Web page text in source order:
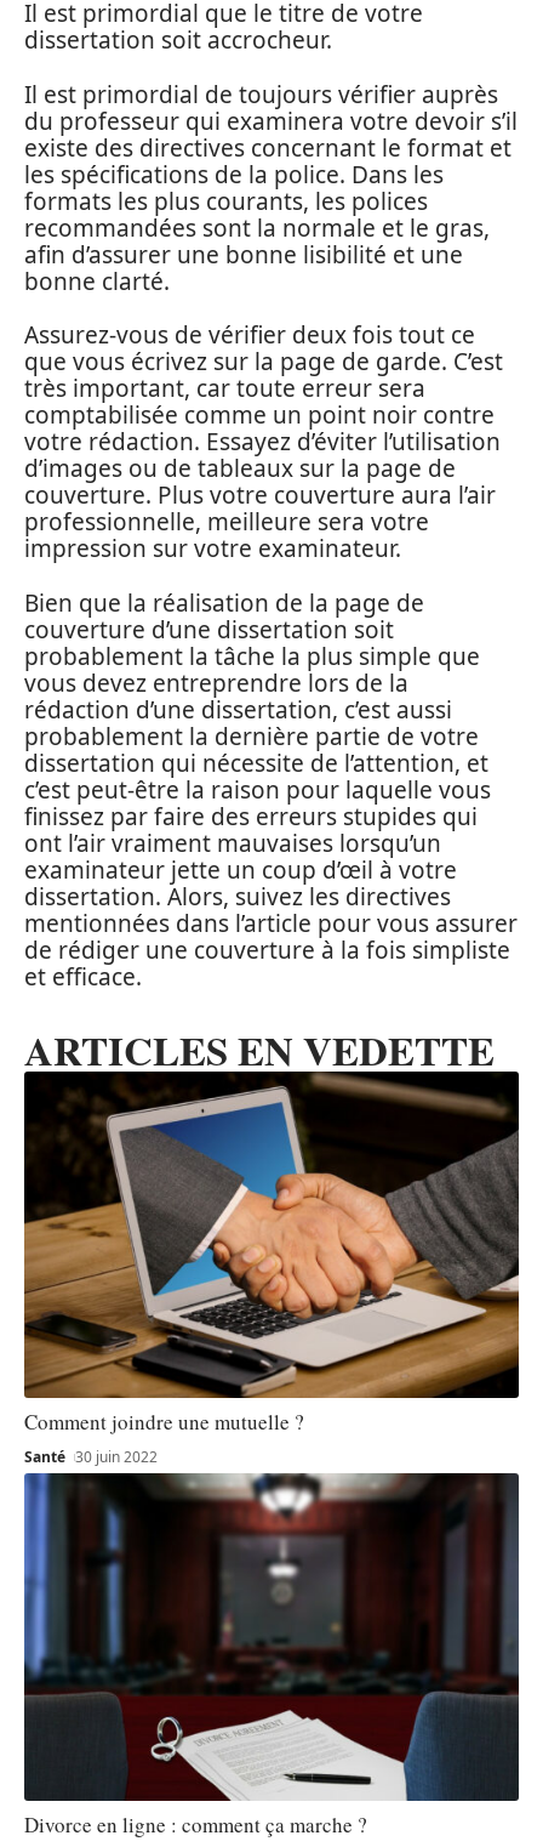
Il est primordial que le titre de votre
dissertation soit accrocheur.
Il est primordial de toujours vérifier auprès
du professeur qui examinera votre devoir s’il
existe des directives concernant le format et
les spécifications de la police. Dans les
formats les plus courants, les polices
recommandées sont la normale et le gras,
afin d’assurer une bonne lisibilité et une
bonne clarté.
Assurez-vous de vérifier deux fois tout ce
que vous écrivez sur la page de garde. C’est
très important, car toute erreur sera
comptabilisée comme un point noir contre
votre rédaction. Essayez d’éviter l’utilisation
d’images ou de tableaux sur la page de
couverture. Plus votre couverture aura l’air
professionnelle, meilleure sera votre
impression sur votre examinateur.
Bien que la réalisation de la page de
couverture d’une dissertation soit
probablement la tâche la plus simple que
vous devez entreprendre lors de la
rédaction d’une dissertation, c’est aussi
probablement la dernière partie de votre
dissertation qui nécessite de l’attention, et
c’est peut-être la raison pour laquelle vous
finissez par faire des erreurs stupides qui
ont l’air vraiment mauvaises lorsqu’un
examinateur jette un coup d’œil à votre
dissertation. Alors, suivez les directives
mentionnées dans l’article pour vous assurer
de rédiger une couverture à la fois simpliste
et efficace.
ARTICLES EN VEDETTE
Comment joindre une mutuelle ?
Santé 30 juin 2022
Divorce en ligne : comment ça marche ?